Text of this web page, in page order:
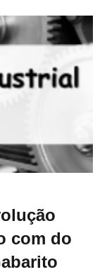
com do